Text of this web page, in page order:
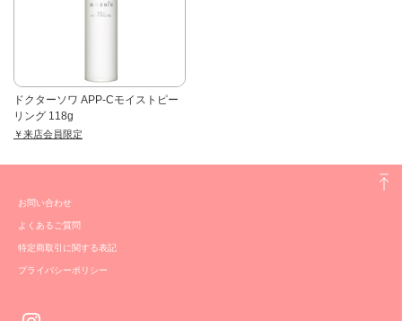
ドクターソワ APP-Cモイストピー
リング 118g
￥来店会員限定
お問い合わせ
よくあるご質問
特定商取引に関する表記
プライバシーポリシー